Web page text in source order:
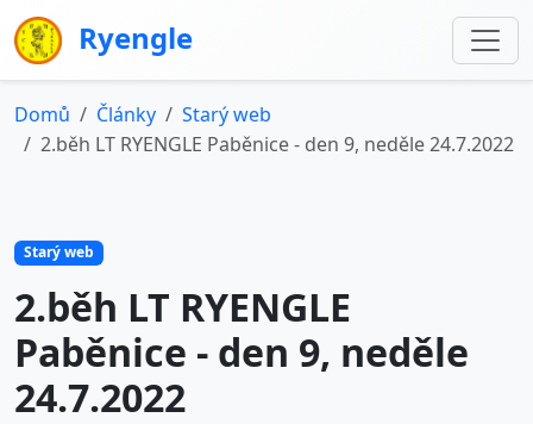
Ryengle
Domů Články
Starý web
2.běh LT RYENGLE Paběnice - den 9, neděle 24.7.2022
Starý web
2.běh LT RYENGLE
Paběnice - den 9, neděle
24.7.2022